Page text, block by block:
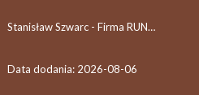
Stanisław Szwarc - Firma RUNOPOL
Data dodania: 2026-08-06